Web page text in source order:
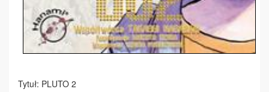
Tytuł: PLUTO 2